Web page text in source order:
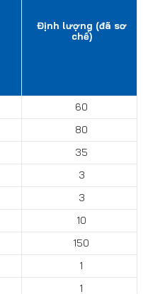
Định lượng (đã sơ
chế)
60
80
35
3
3
10
150
1
1